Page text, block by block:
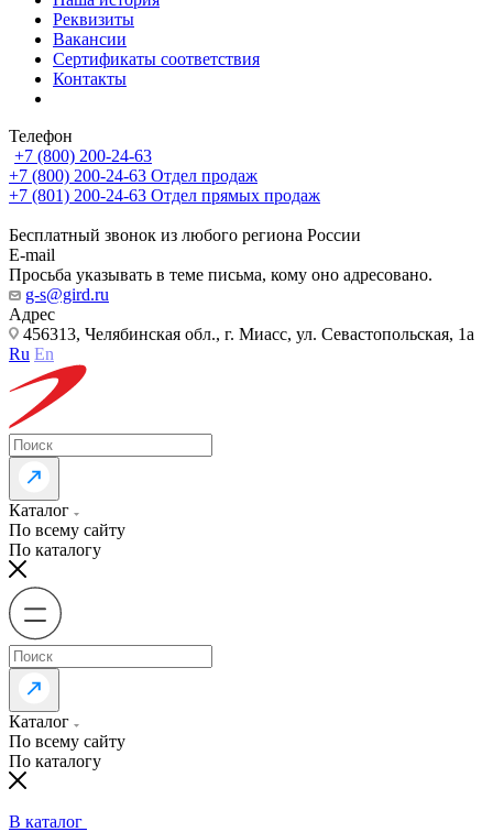
Реквизиты
Вакансии
Сертификаты соответствия
Контакты
Телефон
+7 (800) 200-24-63
+7 (800) 200-24-63 Отдел продаж
+7 (801) 200-24-63 Отдел прямых продаж
Бесплатный звонок из любого региона России
E-mail
Просьба указывать в теме письма, кому оно адресовано.
g-s@gird.ru
Адрес
456313, Челябинская обл., г. Миасс, ул. Севастопольская, 1а
Ru En
Каталог
По всему сайту
По каталогу
Каталог
По всему сайту
По каталогу
В каталог